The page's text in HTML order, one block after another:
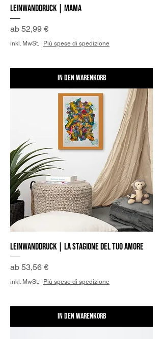
Leinwanddruck | Mama
ab 52,99 €
Sale-Preis
inkl. MwSt. | Più spese di spedizione
In den Warenkorb
Leinwanddruck | La stagione del tuo Amore
ab 53,56 €
Sale-Preis
inkl. MwSt. | Più spese di spedizione
In den Warenkorb